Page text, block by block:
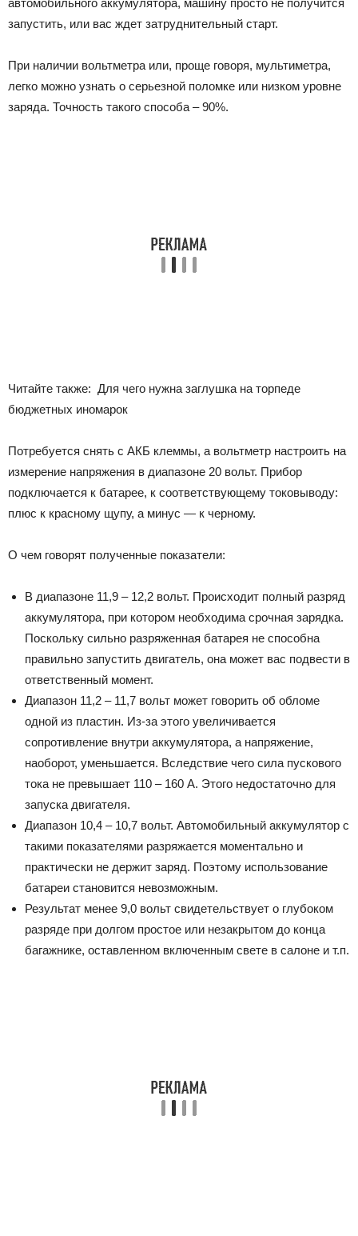
автомобильного аккумулятора, машину просто не получится
запустить, или вас ждет затруднительный старт.
При наличии вольтметра или, проще говоря, мультиметра,
легко можно узнать о серьезной поломке или низком уровне
заряда. Точность такого способа – 90%.
Читайте также: Для чего нужна заглушка на торпеде
бюджетных иномарок
Потребуется снять с АКБ клеммы, а вольтметр настроить на
измерение напряжения в диапазоне 20 вольт. Прибор
подключается к батарее, к соответствующему токовыводу:
плюс к красному щупу, а минус — к черному.
О чем говорят полученные показатели:
В диапазоне 11,9 – 12,2 вольт. Происходит полный разряд
аккумулятора, при котором необходима срочная зарядка.
Поскольку сильно разряженная батарея не способна
правильно запустить двигатель, она может вас подвести в
ответственный момент.
Диапазон 11,2 – 11,7 вольт может говорить об обломе
одной из пластин. Из-за этого увеличивается
сопротивление внутри аккумулятора, а напряжение,
наоборот, уменьшается. Вследствие чего сила пускового
тока не превышает 110 – 160 А. Этого недостаточно для
запуска двигателя.
Диапазон 10,4 – 10,7 вольт. Автомобильный аккумулятор с
такими показателями разряжается моментально и
практически не держит заряд. Поэтому использование
батареи становится невозможным.
Результат менее 9,0 вольт свидетельствует о глубоком
разряде при долгом простое или незакрытом до конца
багажнике, оставленном включенным свете в салоне и т.п.